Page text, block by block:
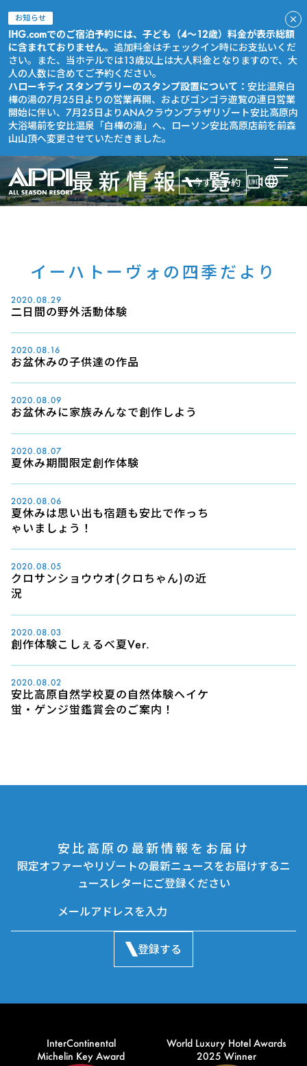
お知らせ
IHG.comでのご宿泊予約には、子ども（4～12歳）料金が表示総額
に含まれておりません。 追加料金はチェックイン時にお支払いくだ
さい。また、当ホテルでは13歳以上は大人料金となりますので、大
人の人数に含めてご予約ください。
ハローキティスタンプラリーのスタンプ設置について： 安比温泉白
樺の湯の7月25日よりの営業再開、およびゴンゴラ遊覧の連日営業
開始に伴い、7月25日よりANAクラウンプラザリゾート安比高原内
大浴場前を安比温泉「白樺の湯」へ、ローソン安比高原店前を前森
山山頂へ変更させていただきました。
今すぐ予約
最新情報一覧
イーハトーヴォの四季だより
2020.08.29
二日間の野外活動体験
2020.08.16
お盆休みの子供達の作品
2020.08.09
お盆休みに家族みんなで創作しよう
2020.08.07
夏休み期間限定創作体験
2020.08.06
夏休みは思い出も宿題も安比で作っち
ゃいましょう！
2020.08.05
クロサンショウウオ(クロちゃん)の近
況
2020.08.03
創作体験こしぇるべ夏Ver.
2020.08.02
安比高原自然学校夏の自然体験ヘイケ
蛍・ゲンジ蛍鑑賞会のご案内！
安比高原の最新情報をお届け
限定オファーやリゾートの最新ニュースをお届けするニ
ュースレターにご登録ください
登録する
InterContinental
Michelin Key Award
World Luxury Hotel Awards
2025 Winner